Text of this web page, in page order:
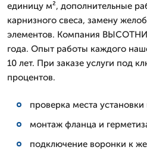
единицу м², дополнительные
карнизного свеса, замену
элементов. Компания
года. Опыт работы каждого
10 лет. При заказе услуги под
процентов.
проверка места
монтаж фланца и
подключение воронки к